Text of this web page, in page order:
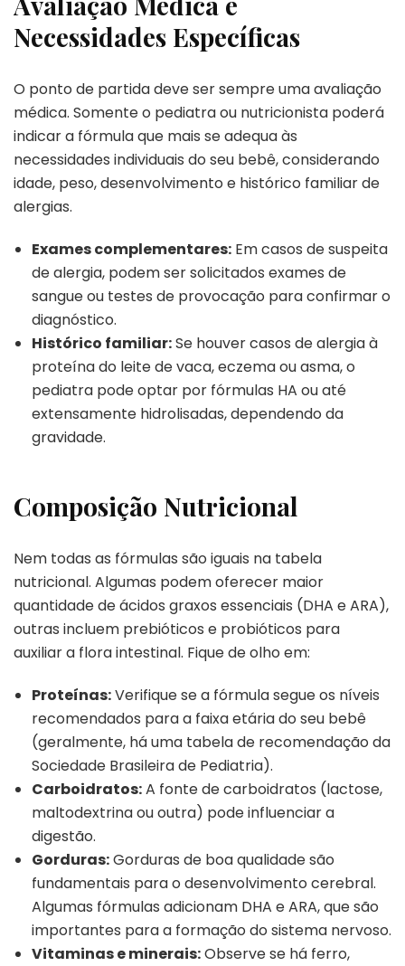
Necessidades Específicas
O ponto de partida deve ser sempre uma avaliação
médica. Somente o pediatra ou nutricionista poderá
indicar a fórmula que mais se adequa às
necessidades individuais do seu bebê, considerando
idade, peso, desenvolvimento e histórico familiar de
alergias.
Exames complementares: Em casos de suspeita
de alergia, podem ser solicitados exames de
sangue ou testes de provocação para confirmar o
diagnóstico.
Histórico familiar:Se houver casos de alergia à
proteína do leite de vaca, eczema ou asma, o
pediatra pode optar por fórmulas HA ou até
extensamente hidrolisadas, dependendo da
gravidade.
Composição Nutricional
Nem todas as fórmulas são iguais na tabela
nutricional. Algumas podem oferecer maior
quantidade de ácidos graxos essenciais (DHA e ARA),
outras incluem prebióticos e probióticos para
auxiliar a flora intestinal. Fique de olho em:
Proteínas:Verifique se a fórmula segue os níveis
recomendados para a faixa etária do seu bebê
(geralmente, há uma tabela de recomendação da
Sociedade Brasileira de Pediatria).
Carboidratos:A fonte de carboidratos (lactose,
maltodextrina ou outra) pode influenciar a
digestão.
Gorduras:Gorduras de boa qualidade são
fundamentais para o desenvolvimento cerebral.
Algumas fórmulas adicionam DHA e ARA, que são
importantes para a formação do sistema nervoso.
Vitaminas e minerais:Observe se há ferro,